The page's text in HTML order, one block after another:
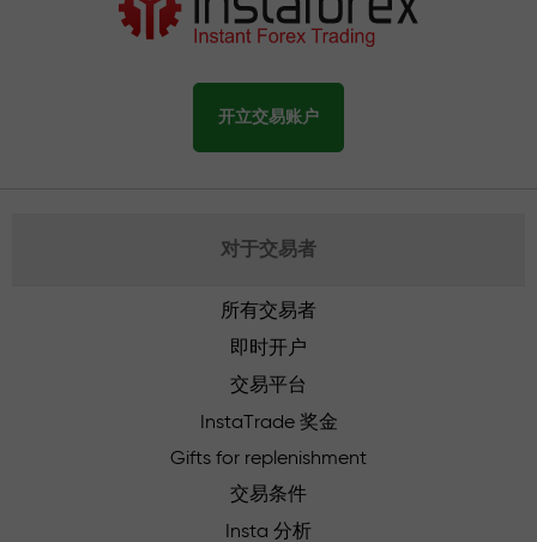
开立交易账户
对于交易者
所有交易者
即时开户
交易平台
InstaTrade 奖金
Gifts for replenishment
交易条件
Insta 分析